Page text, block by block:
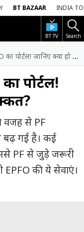
BT BAZAAR INDIA
BT TV Search
जानिए क्या हो रही है दिक्कत?
पोर्टल!
वजह से PF
बढ़ गई है। कई
PF से जुड़े जरूरी
की ये सेवाएं।